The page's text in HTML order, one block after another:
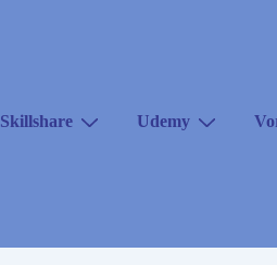
Skillshare Udemy